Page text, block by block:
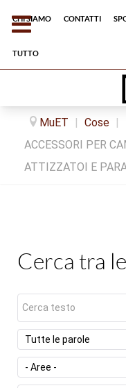
Chi siamo Contatti
tutto
MuET | Cose |
ACCESSORI PER
ATTIZZATOI E
Cerca tra